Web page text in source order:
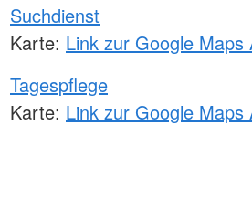
Suchdienst
Karte: Link zur Google Maps
Tagespflege
Karte: Link zur Google Maps